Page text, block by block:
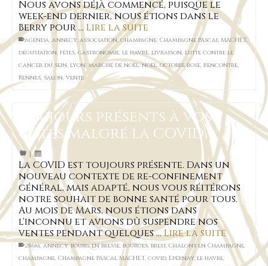
Nous avons déjà commencé, puisque le
week-end dernier, nous étions dans le
Berry pour …Lire la suite
agenda, annecy,association,champagne, Champagne PAscal MACHET,
dégustation, fêtes, gastronomie, le havre,livraison, lutte contre le
cancer du sein, lyon, marché de noël,noël,octobre rose, rencontre,
Rennes, salon, vente
Toujours présents à vos
côtés malgré la COVID
|
La COVID est toujours présente. Dans un
nouveau contexte de re-confinement
général, mais adapté, nous vous réitérons
notre souhait de bonne santé pour tous.
Au mois de Mars, nous étions dans
l'inconnu et avions dû suspendre nos
ventes pendant quelques …Lire la suite
286m,annecy,bourg en bresse, bourges, brest, Châlons en Champagne,
champagne, Champagne PAscal MACHET, covid, Epernay, le havre,